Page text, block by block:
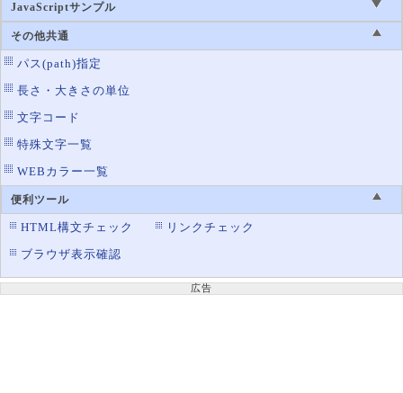
JavaScriptサンプル
その他共通
パス(path)指定
長さ・大きさの単位
文字コード
特殊文字一覧
WEBカラー一覧
便利ツール
HTML構文チェック
リンクチェック
ブラウザ表示確認
広告